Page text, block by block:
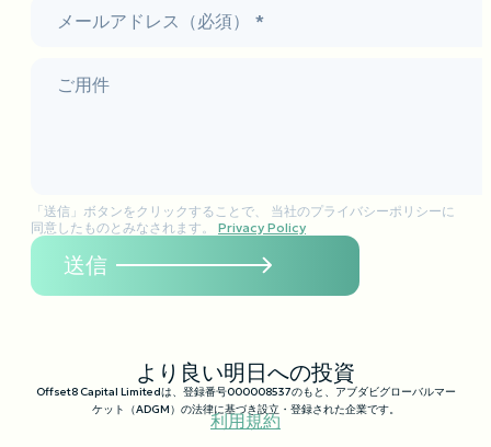
メールアドレス（必須） *
ご用件
「送信」ボタンをクリックすることで、 当社のプライバシーポリシーに
同意したものとみなされます。 Privacy Policy
より良い明日への投資
Offset8 Capital Limitedは、登録番号000008537のもと、アブダビグローバルマー
ケット（ADGM）の法律に基づき設立・登録された企業です。
利用規約